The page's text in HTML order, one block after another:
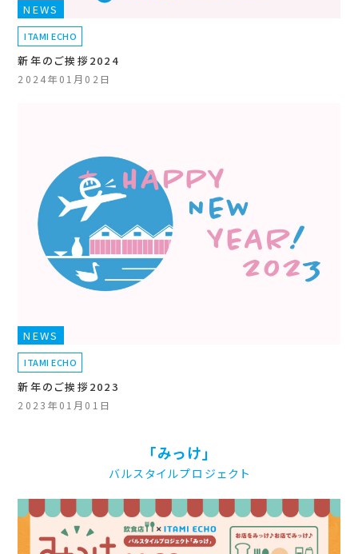
NEWS
ITAMI ECHO
新年のご挨拶2024
2024年01月02日
NEWS
ITAMI ECHO
新年のご挨拶2023
2023年01月01日
「みっけ」
バルスタイルプロジェクト